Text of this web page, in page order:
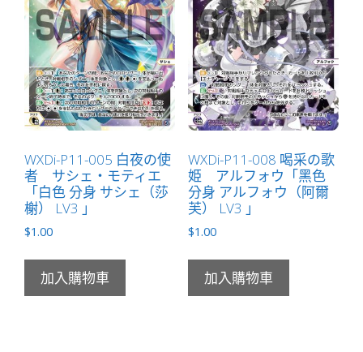
WXDi-P11-005 白夜の使
者 サシェ・モティエ
「白色 分身 サシェ（莎
榭） LV3 」
$1.00
加入購物車
WXDi-P11-008 喝采の歌
姫 アルフォウ「黑色
分身 アルフォウ（阿爾
芙） LV3 」
$1.00
加入購物車